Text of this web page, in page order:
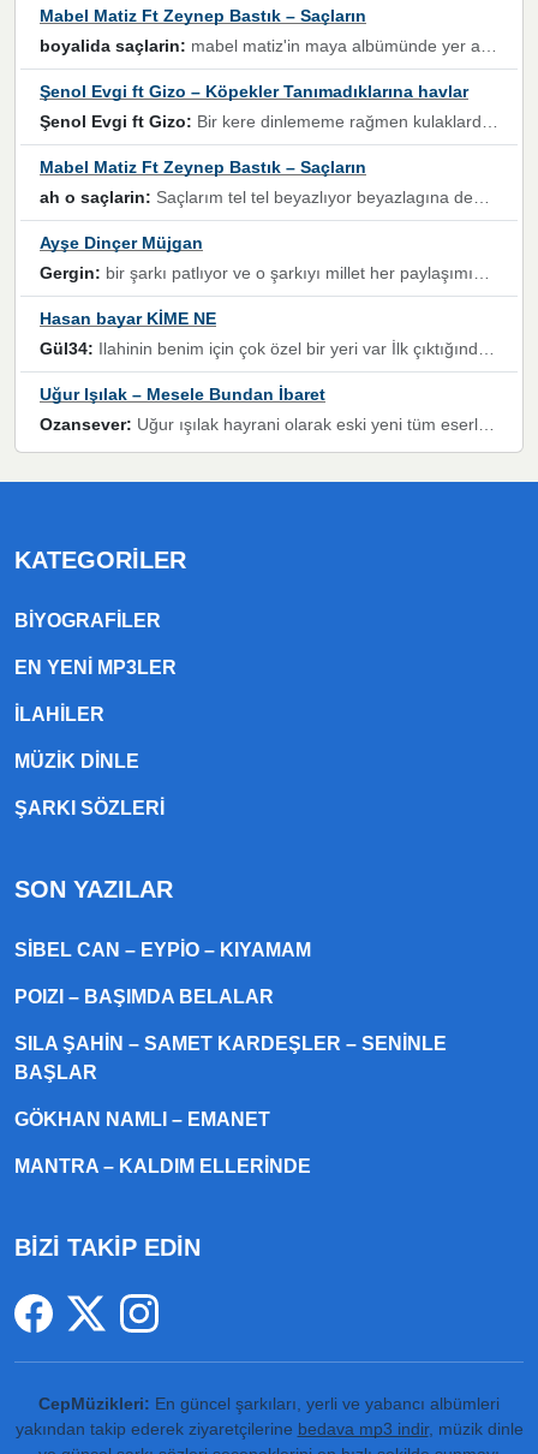
Mabel Matiz Ft Zeynep Bastık – Saçların
boyalida saçlarin: mabel matiz'in maya albümünde yer alan güzellerden. parça da şarkı hani! müzikal altyapısına vurulduğum, sözlerinde kaybolduğum bir parça olmuş.
Şenol Evgi ft Gizo – Köpekler Tanımadıklarına havlar
Şenol Evgi ft Gizo: Bir kere dinlememe rağmen kulaklardan gitmiyor sen sen sen sen kurban ol sen sen sen sen hayran ol yükses ses müzik dinleme sebebisiniz canlar bomba gibi patladınız maşallah
Mabel Matiz Ft Zeynep Bastık – Saçların
ah o saçlarin: Saçlarım tel tel beyazlıyor beyazlagına degil yanımda sen yoksun ona üzülüyorum günler bir bir geçiyor geçen günlere değil sensiz geçen günlere darılıyorum,Dinledikce asla kavusamayacagim ama asla unutamicagim sevdiğim adam için yanar içim
Ayşe Dinçer Müjgan
Gergin: bir şarkı patlıyor ve o şarkıyı millet her paylaşımın altına koyuyor ve öyle bir durum hal alıyor ki şarkıyı dinlemeden şarkıdan bikıyorsun Ama bu enteresan bir şekilde dillere dolanıyor millet olarak seviyoruz dertlerle boğuşurken bir yandan da göbek atmayi))) diyeceklerim bu kadar güzel hoş bir sayfa emeğinize sağlık arkadaşlar kolay gelsin
Hasan bayar KİME NE
Gül34: Ilahinin benim için çok özel bir yeri var İlk çıktığında komşum ne kadar yüksek sesle dinliyorsa orada duymuştum ve YouTube'dan aratıp Bu ilahiyi bulmuştum ve sonra müdavimi oldum günlük Ben de 3-5 kere dinleyip ezberleyip artık ilahiye bende eşlik ediyorum yüksek sesle Allah razı olsun hizmet nimettir Rabbim sizin zahmetlerinize de hayırlı nimetler versin Selam ve dua ile Allah'a emanet olun
Uğur Işılak – Mesele Bundan İbaret
Ozansever: Uğur ışılak hayrani olarak eski yeni tüm eserlerini keyifle huzurla dinleyenlerden birisiyim, emeğine saygı duyan gönül veren bunu en güzel şekilde sevenlerine ulaştıran siz değerli sayfa yöneticilerine de teşekkür ederim
KATEGORILER
BIYOGRAFILER
EN YENI MP3LER
ILAHILER
MÜZIK DINLE
ŞARKI SÖZLERI
SON YAZILAR
SIBEL CAN – EYPIO – KIYAMAM
POIZI – BAŞIMDA BELALAR
SILA ŞAHIN – SAMET KARDEŞLER – SENINLE
BAŞLAR
GÖKHAN NAMLI – EMANET
MANTRA – KALDIM ELLERINDE
BİZİ TAKİP EDİN
CepMüzikleri: En güncel şarkıları, yerli ve yabancı albümleri
yakından takip ederek ziyaretçilerine bedava mp3 indir, müzik dinle